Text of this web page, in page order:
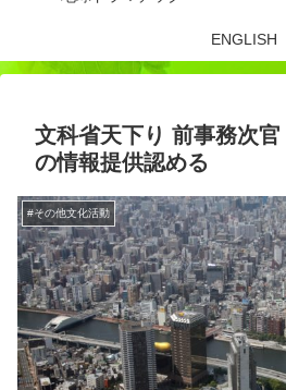
ENGLISH
文科省天下り 前事務次
の情報提供認める
#その他文化活動